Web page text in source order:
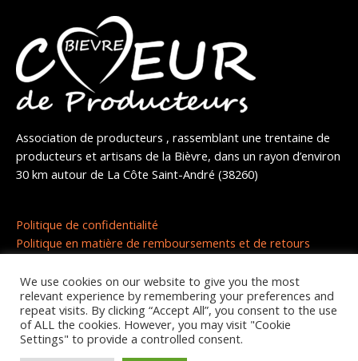
Association de producteurs , rassemblant une trentaine de
producteurs et artisans de la Bièvre, dans un rayon d’environ
30 km autour de La Côte Saint-André (38260)
Politique de confidentialité
Politique en matière de remboursements et de retours
Copyright © 2026 | Coeur de producteurs
We use cookies on our website to give you the most
relevant experience by remembering your preferences and
repeat visits. By clicking “Accept All”, you consent to the use
of ALL the cookies. However, you may visit "Cookie
Settings" to provide a controlled consent.